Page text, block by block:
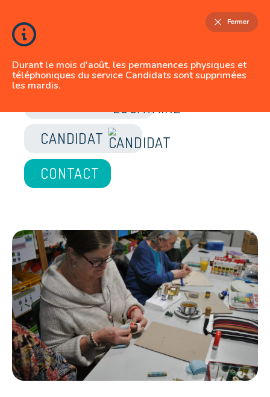
Durant le mois d'août, les permanences physiques et
téléphoniques du service Candidats sont supprimées
les mardis.
Fermer
JE SUIS
LOCATAIRE
CANDIDAT